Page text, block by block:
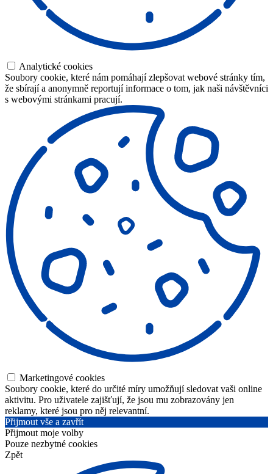
Analytické cookies
Soubory cookie, které nám pomáhají zlepšovat webové stránky tím,
že sbírají a anonymně reportují informace o tom, jak naši návštěvníci
s webovými stránkami pracují.
Marketingové cookies
Soubory cookie, které do určité míry umožňují sledovat vaši online
aktivitu. Pro uživatele zajišťují, že jsou mu zobrazovány jen
reklamy, které jsou pro něj relevantní.
Přijmout vše a zavřít
Přijmout moje volby
Pouze nezbytné cookies
Zpět